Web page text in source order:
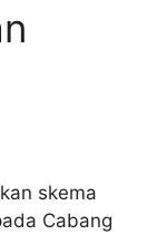
skema
Cabang